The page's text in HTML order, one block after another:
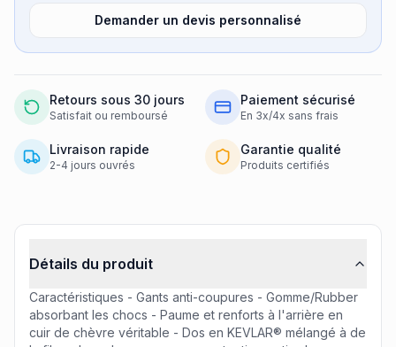
Demander un devis personnalisé
Retours sous 30 jours
Satisfait ou remboursé
Paiement sécurisé
En 3x/4x sans frais
Livraison rapide
2-4 jours ouvrés
Garantie qualité
Produits certifiés
Détails du produit
Caractéristiques - Gants anti-coupures - Gomme/Rubber
absorbant les chocs - Paume et renforts à l'arrière en
cuir de chèvre véritable - Dos en KEVLAR® mélangé à de